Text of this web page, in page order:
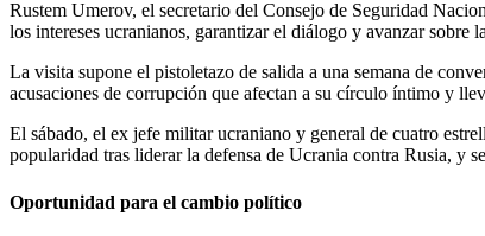
Rustem Umerov, el secretario del Consejo de Seguridad
los intereses ucranianos, garantizar el diálogo y avanzar sobre
La visita supone el pistoletazo de salida a una semana de
acusaciones de corrupción que afectan a su círculo íntimo y
El sábado, el ex jefe militar ucraniano y general de cuatro
popularidad tras liderar la defensa de Ucrania contra Rusia, y
Oportunidad para el cambio político